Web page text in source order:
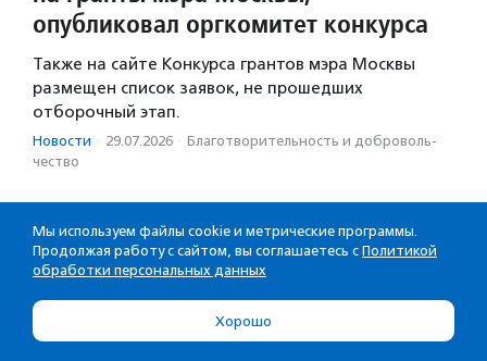
опубликовал оргкомитет конкурса
Также на сайте Конкурса грантов мэра Москвы
размещен список заявок, не прошедших
отборочный этап.
Новости · 29.07.2026 · Благотвори­тель­ность и доброволь­
чест­во
Мы используем файлы cookie и метрические программы.
Продолжая работу с сайтом, вы соглашаетесь с Политикой
обработки персональных данных
Хорошо